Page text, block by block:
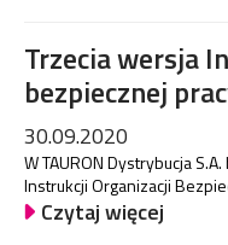
Trzecia wersja
bezpiecznej
30.09.2020
W TAURON Dystrybucja
Instrukcji Organizacji
Czytaj więcej